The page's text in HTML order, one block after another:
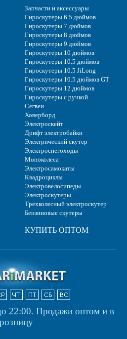
Запчасти и аксессуары
Гироскутеры 6.5 дюймов
Гироскутеры 7 дюймов
Гироскутеры 8 дюймов
Гироскутеры 9 дюймов
Гироскутеры 10 дюймов
Гироскутеры 10.5 дюймов
Гироскутеры 10.5 JiLong
Гироскутеры 10.5 дюймов GT
Гироскутеры 12 дюймов
Гироскутеры с ручкой
Сегвеи
Ховерборд
Электроскейт
Дрифт электробайки
Электрический скутер
Электроснегоходы
Моноколеса
Электросамокаты
Квадроциклы
Электровелосипеды
Электроскутеры
Трехколесный электроскутер
Бензиновые скутеры
КУПИТЬ ОПТОМ
22:00. Продажи оптом и в
розницу